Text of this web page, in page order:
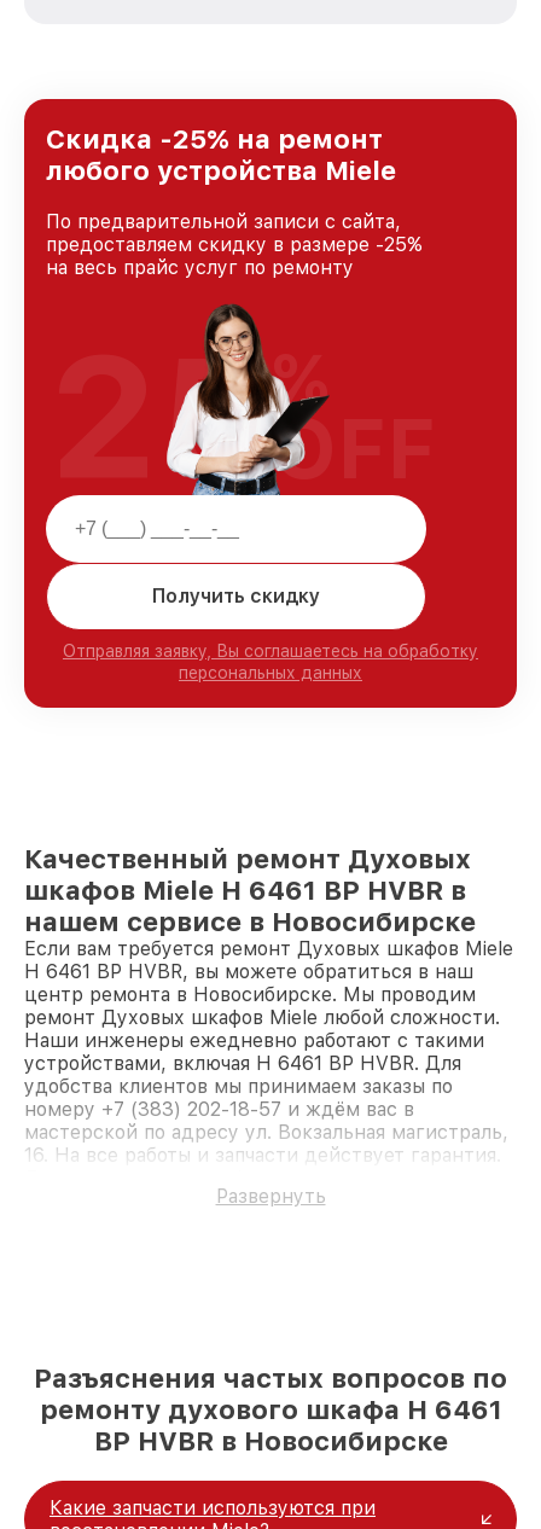
Новосибирске, постоянно повышая уровень
доверия и лояльности наших клиентов.
Скидка -25% на ремонт
любого устройства Miele
По предварительной записи с сайта,
предоставляем скидку в размере -25%
на весь прайс услуг по ремонту
Получить скидку
Отправляя заявку, Вы соглашаетесь на обработку
персональных данных
25%
OFF
Качественный ремонт Духовых
шкафов Miele H 6461 BP HVBR в
нашем сервисе в Новосибирске
Если вам требуется ремонт Духовых шкафов Miele
H 6461 BP HVBR, вы можете обратиться в наш
центр ремонта в Новосибирске. Мы проводим
ремонт Духовых шкафов Miele любой сложности.
Наши инженеры ежедневно работают с такими
устройствами, включая H 6461 BP HVBR. Для
удобства клиентов мы принимаем заказы по
номеру +7 (383) 202-18-57 и ждём вас в
мастерской по адресу ул. Вокзальная магистраль,
16. На все работы и запчасти действует гарантия.
Развернуть
Разъяснения частых вопросов по
ремонту духового шкафа H 6461
BP HVBR в Новосибирске
Какие запчасти используются при